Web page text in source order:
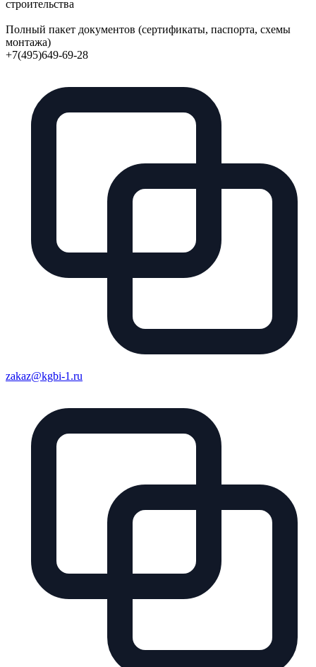
строительства
Полный пакет документов (сертификаты, паспорта, схемы
монтажа)
+7(495)649-69-28
zakaz@kgbi-1.ru